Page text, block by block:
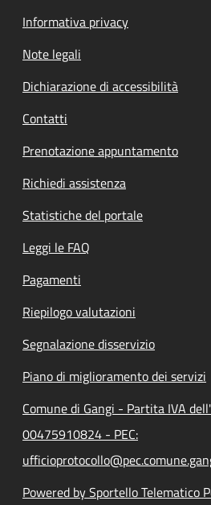
Informativa privacy
Note legali
Dichiarazione di accessibilità
Contatti
Prenotazione appuntamento
Richiedi assistenza
Statistiche del portale
Leggi le FAQ
Pagamenti
Riepilogo valutazioni
Segnalazione disservizio
Piano di miglioramento dei servizi
Comune di Gangi - Partita IVA
00475910824 - PEC:
Powered by Sportello Telematico